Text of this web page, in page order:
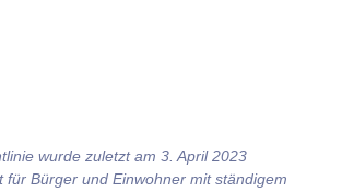
wurde zuletzt am 3. April 2023
für Bürger und Einwohner mit ständigem